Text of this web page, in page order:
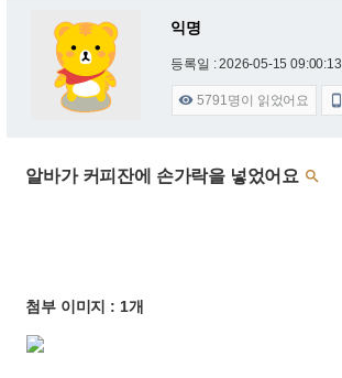
익명
등록일 : 2026-05-15 09:00:13
 5791명이 읽었어요 
알바가 커피잔에 손가락을 넣었어요 
첨부 이미지 : 1개